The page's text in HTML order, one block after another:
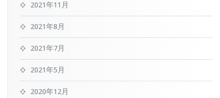
2021年11月
2021年8月
2021年7月
2021年5月
2020年12月